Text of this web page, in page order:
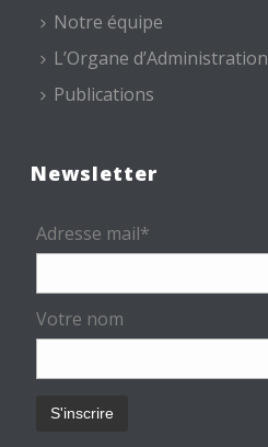
Notre équipe
L’Organe d’Administration
Publications
Newsletter
Adresse mail*
Votre nom